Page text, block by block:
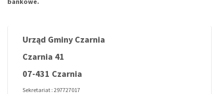
Urząd Gminy Czarnia
Czarnia 41
07-431 Czarnia
Sekretariat : 297727017